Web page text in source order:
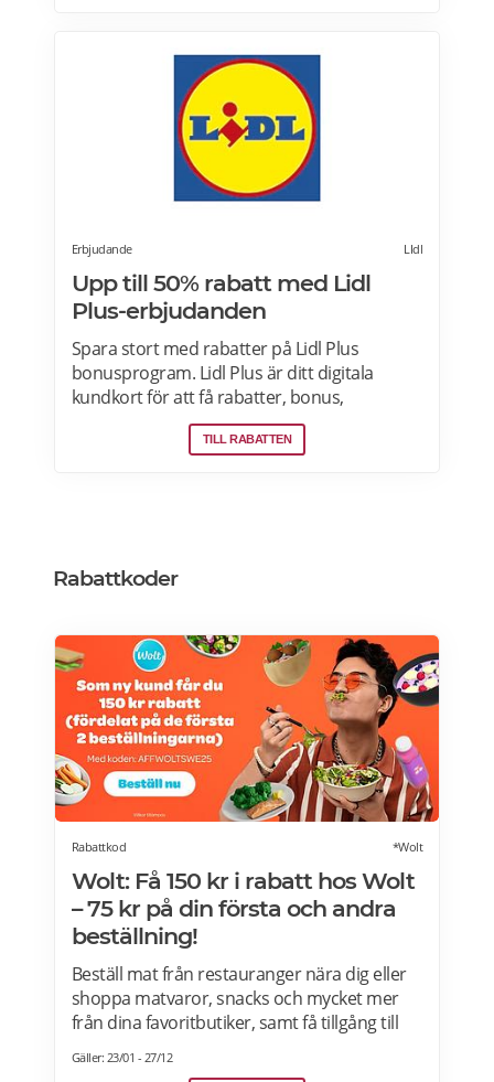
Erbjudande LIdl
Upp till 50% rabatt med Lidl
Plus-erbjudanden
Spara stort med rabatter på Lidl Plus
bonusprogram. Lidl Plus är ditt digitala
kundkort för att få rabatter, bonus,
skräddarsydda erbjudanden och mycket
mer varje vecka. Skanna ditt kort varje gång
om pensionärsrabatter på Lidl här.
TILL RABATTEN
Rabattkoder
Rabattkod *Wolt
Wolt: Få 150 kr i rabatt hos Wolt
– 75 kr på din första och andra
beställning!
Beställ mat från restauranger nära dig eller
shoppa matvaror, snacks och mycket mer
från dina favoritbutiker, samt få tillgång till
Gäller: 23/01 - 27/12